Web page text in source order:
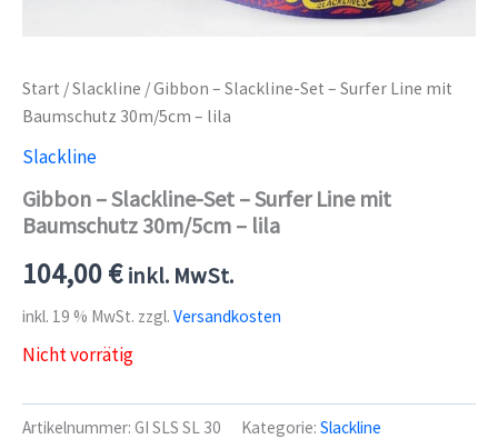
Start /Slackline / Gibbon – Slackline-Set – Surfer Line mit
Baumschutz 30m/5cm – lila
Slackline
Gibbon – Slackline-Set – Surfer Line mit
Baumschutz 30m/5cm – lila
104,00€ inkl. MwSt.
inkl. 19 % MwSt. zzgl. Versandkosten
Nicht vorrätig
Artikelnummer: GI SLS SL 30 Kategorie: Slackline